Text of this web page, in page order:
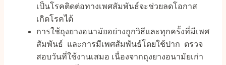
เป็นโรคติดต่อทางเพศสัมพันธ์จะช่วยลดโอกาส
เกิดโรคได้
การใช้ถุงยางอนามัยอย่างถูกวิธีและทุกครั้งที่มีเพศ
สัมพันธ์ และการมีเพศสัมพันธ์โดยใช้ปาก ตรวจ
สอบวันที่ใช้งานเสมอ เนื่องจากถุงยางอนามัยเก่า